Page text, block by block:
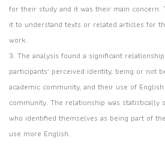
for their study and it was their main concern.
it to understand texts or related articles for
work.
3. The analysis found a significant
participants’ perceived identity, being or not
academic community, and their use of
community. The relationship was statistically
who identified themselves as being part of
use more English.